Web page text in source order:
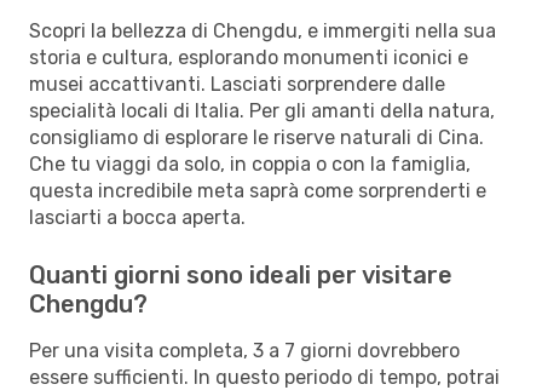
Scopri la bellezza di Chengdu, e immergiti nella sua
storia e cultura, esplorando monumenti iconici e
musei accattivanti. Lasciati sorprendere dalle
specialità locali di Italia. Per gli amanti della natura,
consigliamo di esplorare le riserve naturali di Cina.
Che tu viaggi da solo, in coppia o con la famiglia,
questa incredibile meta saprà come sorprenderti e
lasciarti a bocca aperta.
Quanti giorni sono ideali per visitare
Chengdu?
Per una visita completa, 3 a 7 giorni dovrebbero
essere sufficienti. In questo periodo di tempo, potrai